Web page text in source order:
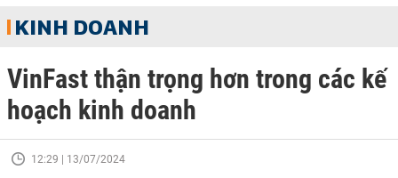
KINH DOANH
VinFast thận trọng hơn trong các kế
hoạch kinh doanh
12:29 | 13/07/2024